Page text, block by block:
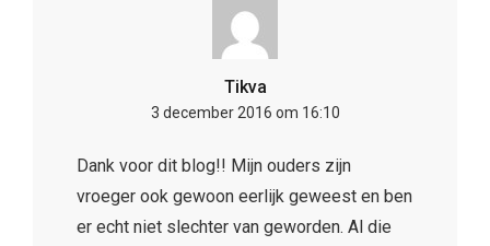
Tikva
3 december 2016 om 16:10
Dank voor dit blog!! Mijn ouders zijn
vroeger ook gewoon eerlijk geweest en ben
er echt niet slechter van geworden. Al die